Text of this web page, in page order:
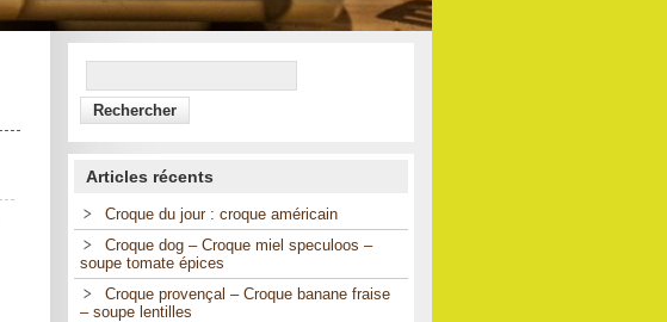
Articles récents
Croque du jour : croque américain
Croque dog – Croque miel speculoos –
soupe tomate épices
Croque provençal – Croque banane fraise
– soupe lentilles